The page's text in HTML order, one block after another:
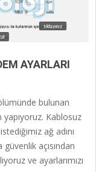
AYARLARI
bulunan
Kablosuz
ağ adını
açısından
ve ayarlarımızı